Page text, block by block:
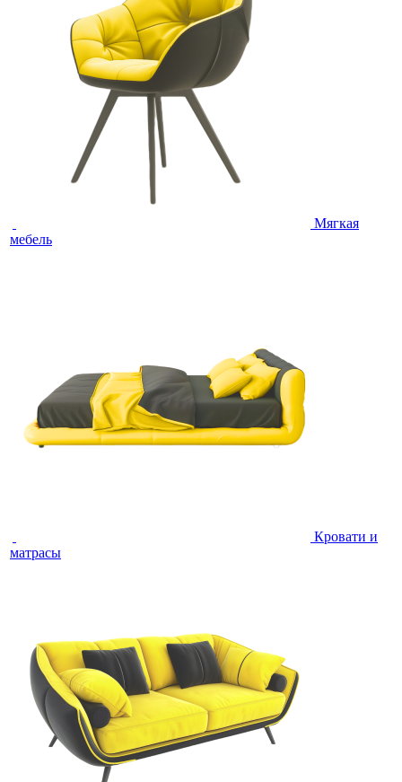
Мягкая
мебель
Кровати и
матрасы